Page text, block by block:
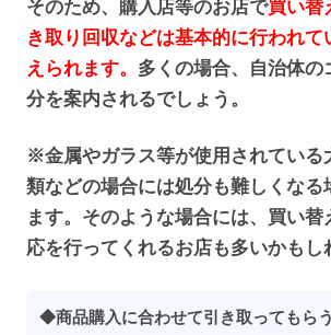
そのため、購入店等のお店で買い替
き取り回収などは基本的に行われて
えられます。 多くの場合、自治体の
分を案内されるでしょう。
※金属やガラス等が使用されている
類などの場合には処分も難しくなる
ます。そのような場合には、買い替
応を行ってくれるお店も多いかもし
◆商品購入に合わせて引き取ってもらう